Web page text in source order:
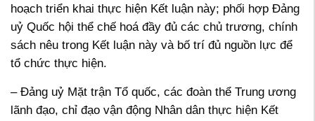
hoạch triển khai thực hiện Kết luận này; phối hợp Đảng
uỷ Quốc hội thể chế hoá đầy đủ các chủ trương, chính
sách nêu trong Kết luận này và bố trí đủ nguồn lực để
tổ chức thực hiện.
– Đảng uỷ Mặt trận Tổ quốc, các đoàn thể Trung ương
lãnh đạo, chỉ đạo vận động Nhân dân thực hiện Kết